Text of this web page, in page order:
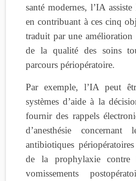
santé modernes, l’IA assiste
en contribuant à ces cinq
traduit par une amélioration
de la qualité des soins
parcours périopératoire.
Par exemple, l’IA peut
systèmes d’aide à la
fournir des rappels
d’anesthésie
antibiotiques
de la prophylaxie contre
vomissements